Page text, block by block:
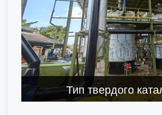
Тип твердого